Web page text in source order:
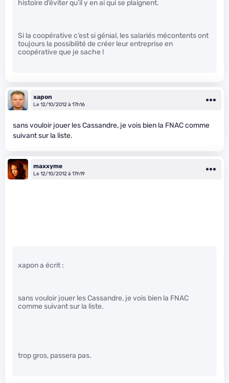
histoire d’éviter qu’il y en ai qui se plaignent.
Si la coopérative c’est si génial, les salariés mécontents ont
toujours la possibilité de créer leur entreprise en
coopérative que je sache !
xapon
Le 12/10/2012 à 17h16
sans vouloir jouer les Cassandre, je vois bien la FNAC comme
suivant sur la liste.
maxxyme
Le 12/10/2012 à 17h19
xapon a écrit :
sans vouloir jouer les Cassandre, je vois bien la FNAC
comme suivant sur la liste.
trop gros, passera pas.